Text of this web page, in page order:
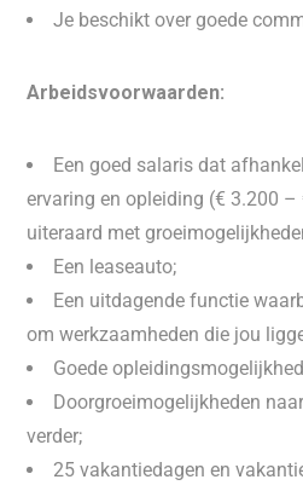
Je beschikt over goede
Arbeidsvoorwaarden:
Een goed salaris dat
ervaring en opleiding (€ 3.200
uiteraard met
Een leaseauto;
Een uitdagende functie
om werkzaamheden die jou
Goede
Doorgroeimogelijkheden
verder;
25 vakantiedagen en